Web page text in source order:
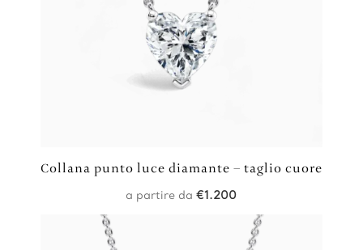
Collana punto luce diamante – taglio cuore
a partire da€1.200